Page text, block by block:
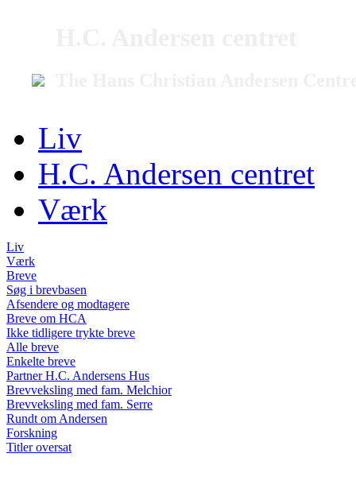
Liv
H.C. Andersen centret
Værk
Liv
Værk
Breve
Søg i brevbasen
Afsendere og modtagere
Breve om HCA
Ikke tidligere trykte breve
Alle breve
Enkelte breve
Partner H.C. Andersens Hus
Brevveksling med fam. Melchior
Brevveksling med fam. Serre
Rundt om Andersen
Forskning
Titler oversat